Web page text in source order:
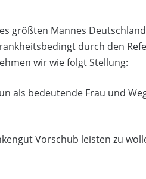
größten Mannes
durch den
wir wie folgt Stellung:
als bedeutende Frau und
Vorschub leisten zu